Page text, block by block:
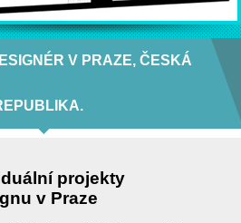
V PRAZE, ČESKÁ
projekty
v Praze